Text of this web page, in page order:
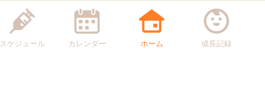
スケジュール カレンダー ホーム 成長記録